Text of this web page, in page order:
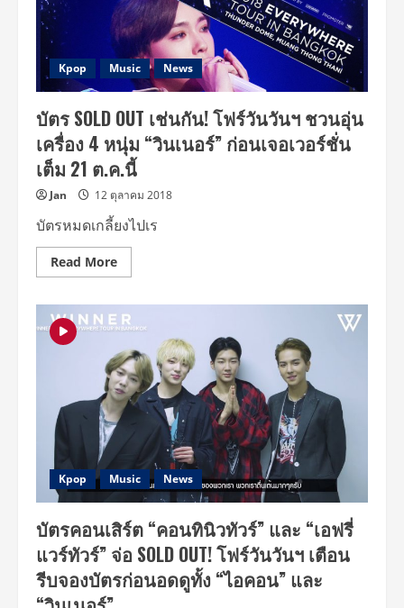
ความ
ฮอต
ก่อน
กัน
ใน
คอนเสิร์ต
นทิ
นิ
ว
ทัวร์”
ที่
บัตร
ขาย
เกลี้ยง
ทั้ง
2
แสดง!!
Kpop Music News
บัตร SOLD OUT เช่นกัน! โฟร์วันวันฯ ชวนอุ่น
เครื่อง 4 หนุ่ม “วินเนอร์” ก่อนเจอเวอร์ชั่น
เต็ม 21 ต.ค.นี้
Jan 12 ตุลาคม 2018
บัตรหมดเกลี้ยงไปเร
Read MoreRead
more
SOLD
OUT
เช่น
กัน!
โฟร์
วัน
วันฯ
ชวน
อุ่น
เครื่อง
หนุ่ม
“วินเนอร์”
ก่อน
เจอ
เวอร์ชั่น
21
ต.ค.นี้
Kpop Music News
บัตรคอนเสิร์ต “คอนทินิวทัวร์” และ “เอฟรี่
แวร์ทัวร์” จ่อ SOLD OUT! โฟร์วันวันฯ เตือน
รีบจองบัตรก่อนอดดูทั้ง “ไอคอน” และ